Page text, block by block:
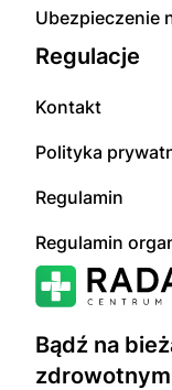
Bądź na
Ubezpieczenie
Regulacje
Kontakt
Polityka
Regulamin
Regulamin